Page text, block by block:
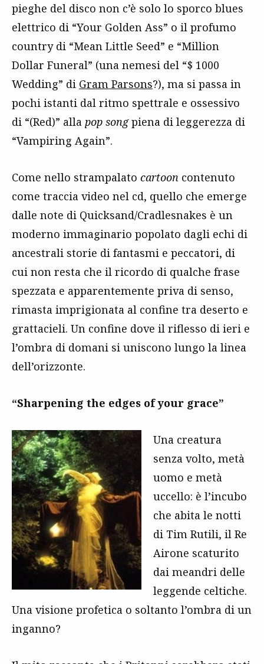
pieghe del disco non c’è solo lo sporco blues
elettrico di “Your Golden Ass” o il profumo
country di “Mean Little Seed” e “Million
Dollar Funeral” (una nemesi del “$ 1000
Wedding” di Gram Parsons?), ma si passa in
pochi istanti dal ritmo spettrale e ossessivo
di “(Red)” alla pop songpiena di leggerezza di
“Vampiring Again”.
Come nello strampalato cartoon contenuto
come traccia video nel cd, quello che emerge
dalle note di Quicksand/Cradlesnakes è un
moderno immaginario popolato dagli echi di
ancestrali storie di fantasmi e peccatori, di
cui non resta che il ricordo di qualche frase
spezzata e apparentemente priva di senso,
rimasta imprigionata al confine tra deserto e
grattacieli. Un confine dove il riflesso di ieri e
l’ombra di domani si uniscono lungo la linea
dell’orizzonte.
“Sharpening the edges of your grace”
Una creatura
senza volto, metà
uomo e metà
uccello: è l’incubo
che abita le notti
di Tim Rutili, il Re
Airone scaturito
dai meandri delle
leggende celtiche.
Una visione profetica o soltanto l’ombra di un
inganno?